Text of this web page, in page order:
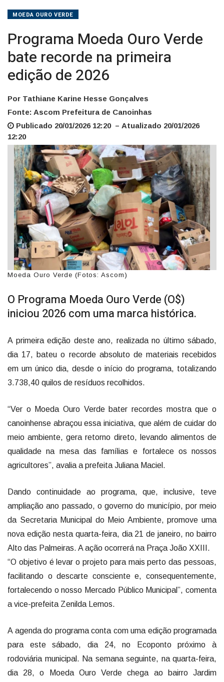
MOEDA OURO VERDE
Programa Moeda Ouro Verde
bate recorde na primeira
edição de 2026
Por Tathiane Karine Hesse Gonçalves
Fonte: Ascom Prefeitura de Canoinhas
Publicado 20/01/2026 12:20 – Atualizado 20/01/2026
12:20
Moeda Ouro Verde (Fotos: Ascom)
O Programa Moeda Ouro Verde (O$)
iniciou 2026 com uma marca histórica.
A primeira edição deste ano, realizada no último sábado,
dia 17, bateu o recorde absoluto de materiais recebidos
em um único dia, desde o início do programa, totalizando
3.738,40 quilos de resíduos recolhidos.
“Ver o Moeda Ouro Verde bater recordes mostra que o
canoinhense abraçou essa iniciativa, que além de cuidar do
meio ambiente, gera retorno direto, levando alimentos de
qualidade na mesa das famílias e fortalece os nossos
agricultores”, avalia a prefeita Juliana Maciel.
Dando continuidade ao programa, que, inclusive, teve
ampliação ano passado, o governo do município, por meio
da Secretaria Municipal do Meio Ambiente, promove uma
nova edição nesta quarta-feira, dia 21 de janeiro, no bairro
Alto das Palmeiras. A ação ocorrerá na Praça João XXIII.
“O objetivo é levar o projeto para mais perto das pessoas,
facilitando o descarte consciente e, consequentemente,
fortalecendo o nosso Mercado Público Municipal”, comenta
a vice-prefeita Zenilda Lemos.
A agenda do programa conta com uma edição programada
para este sábado, dia 24, no Ecoponto próximo à
rodoviária municipal. Na semana seguinte, na quarta-feira,
dia 28, o Moeda Ouro Verde chega ao bairro Jardim